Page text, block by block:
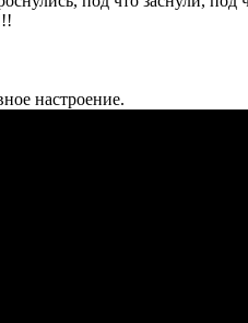
настроение.